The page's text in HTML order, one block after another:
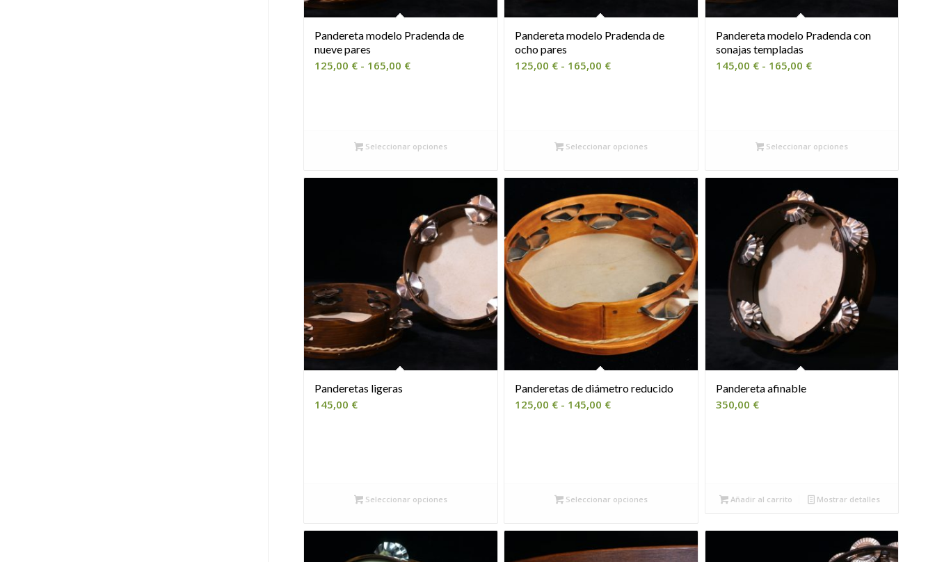
Pandereta modelo Pradenda de
nueve pares
125,00 € - 165,00 €Rango
hasta
Seleccionar opciones
Pandereta modelo Pradenda de
ocho pares
125,00 € - 165,00 €Rango
hasta
Seleccionar opciones
Pandereta modelo Pradenda con
sonajas templadas
145,00 € - 165,00 €Rango
hasta
Seleccionar opciones
Panderetas ligeras
145,00 €
Seleccionar opciones
Panderetas de diámetro reducido
125,00 € - 145,00 €Rango
145,00 €
Seleccionar opciones
Pandereta afinable
350,00 €
Añadir al carrito Mostrar detalles